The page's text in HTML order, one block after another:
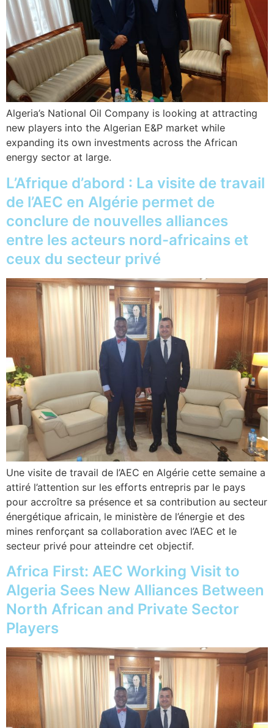
Algeria’s National Oil Company is looking at attracting
new players into the Algerian E&P market while
expanding its own investments across the African
energy sector at large.
L’Afrique d’abord : La visite de travail
de l’AEC en Algérie permet de
conclure de nouvelles alliances
entre les acteurs nord-africains et
ceux du secteur privé
Une visite de travail de l’AEC en Algérie cette semaine a
attiré l’attention sur les efforts entrepris par le pays
pour accroître sa présence et sa contribution au secteur
énergétique africain, le ministère de l’énergie et des
mines renforçant sa collaboration avec l’AEC et le
secteur privé pour atteindre cet objectif.
Africa First: AEC Working Visit to
Algeria Sees New Alliances Between
North African and Private Sector
Players